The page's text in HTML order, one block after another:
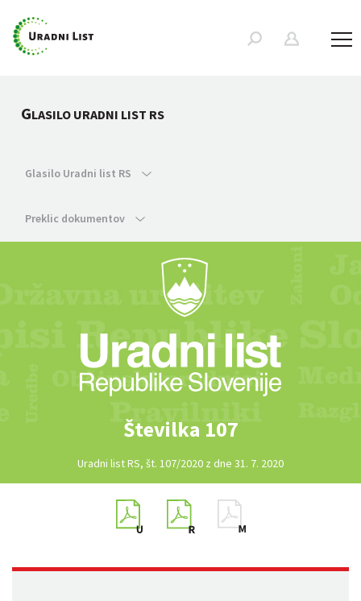
GLASILO URADNI LIST RS
Glasilo Uradni list RS
Preklic dokumentov
Številka 107
Uradni list RS, št. 107/2020 z dne 31. 7. 2020